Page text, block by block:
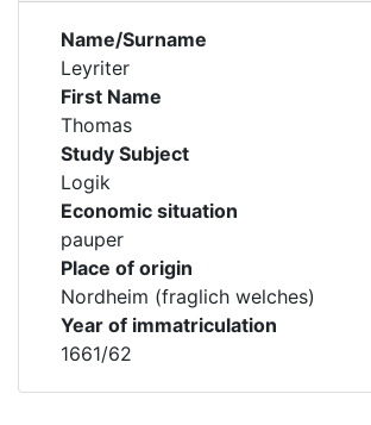
Name/Surname
Leyriter
First Name
Thomas
Study Subject
Logik
Economic situation
pauper
Place of origin
Nordheim (fraglich welches)
Year of immatriculation
1661/62